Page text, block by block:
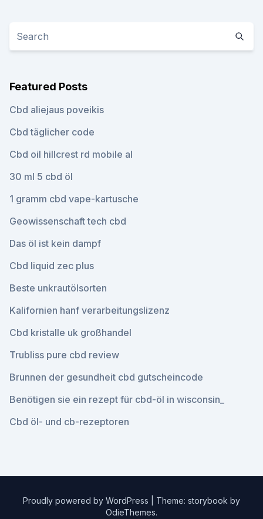
Featured Posts
Cbd aliejaus poveikis
Cbd täglicher code
Cbd oil hillcrest rd mobile al
30 ml 5 cbd öl
1 gramm cbd vape-kartusche
Geowissenschaft tech cbd
Das öl ist kein dampf
Cbd liquid zec plus
Beste unkrautölsorten
Kalifornien hanf verarbeitungslizenz
Cbd kristalle uk großhandel
Trubliss pure cbd review
Brunnen der gesundheit cbd gutscheincode
Benötigen sie ein rezept für cbd-öl in wisconsin_
Cbd öl- und cb-rezeptoren
Proudly powered by WordPress
Theme: storybook by
OdieThemes.